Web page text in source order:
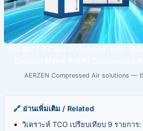
AERZEN Compressed Air solutions —
🔗 อ่านเพิ่มเติม / Related
วิเคราะห์ TCO เปรียบเทียบ 9 รายกา